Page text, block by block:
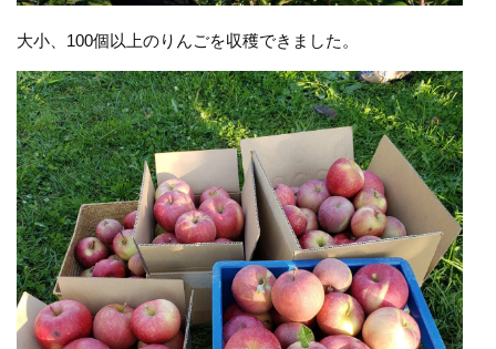
大小、100個以上のりんごを収穫できました。